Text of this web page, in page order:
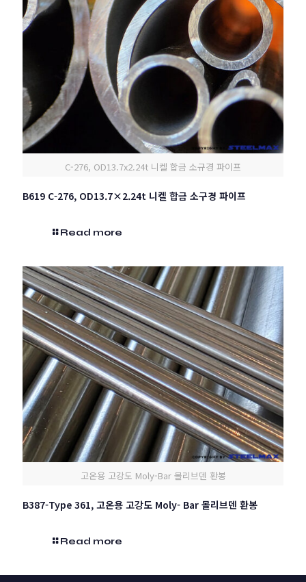
C-276, OD13.7x2.24t 니켈 합금 소규경 파이프
B619 C-276, OD13.7×2.24t 니켈 합금 소구경 파이프
Read more
고온용 고강도 Moly-Bar 몰리브덴 환봉
B387-Type 361, 고온용 고강도 Moly- Bar 몰리브덴 환봉
Read more